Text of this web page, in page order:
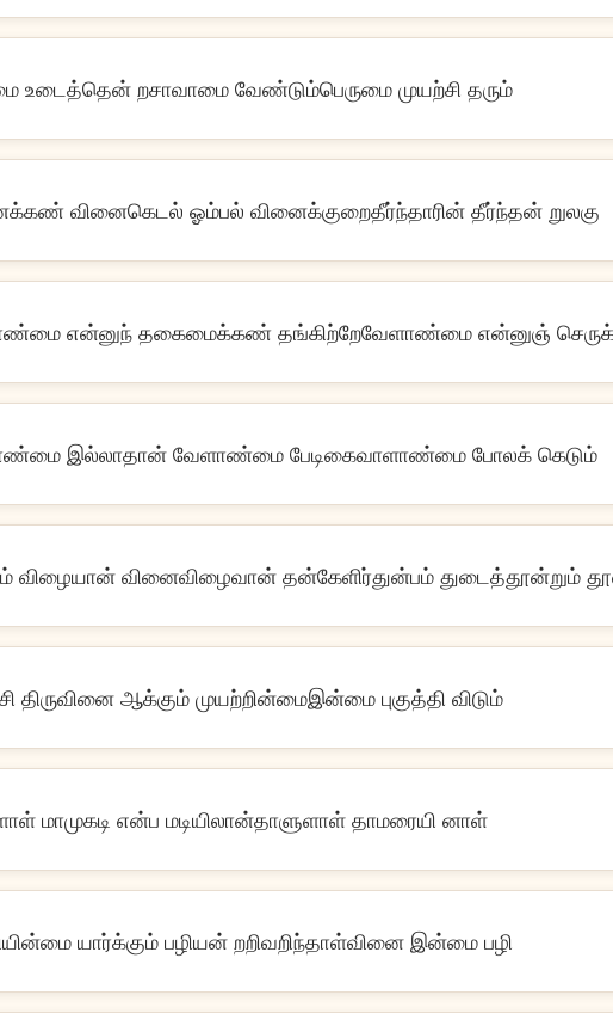
உடைத்தென் றசாவாமை வேண்டும்பெருமை முயற்சி தரும்
வினைகெடல் ஓம்பல் வினைக்குறைதீர்ந்தாரின் தீர்ந்தன் றுலகு
என்னுந் தகைமைக்கண் தங்கிற்றேவேளாண்மை என்னுஞ்
இல்லாதான் வேளாண்மை பேடிகைவாளாண்மை போலக் கெடும்
விழையான் வினைவிழைவான் தன்கேளிர்துன்பம் துடைத்தூன்றும்
திருவினை ஆக்கும் முயற்றின்மைஇன்மை புகுத்தி விடும்
மாமுகடி என்ப மடியிலான்தாளுளாள் தாமரையி னாள்
யார்க்கும் பழியன் றறிவறிந்தாள்வினை இன்மை பழி